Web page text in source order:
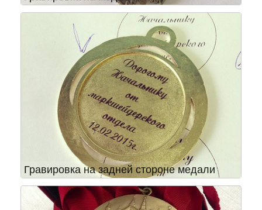
Гравировка на задней стороне медали